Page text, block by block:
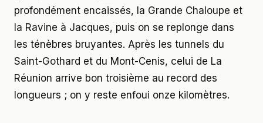
profondément encaissés, la Grande Chaloupe et
la Ravine à Jacques, puis on se replonge dans
les ténèbres bruyantes. Après les tunnels du
Saint-Gothard et du Mont-Cenis, celui de La
Réunion arrive bon troisième au record des
longueurs ; on y reste enfoui onze kilomètres.